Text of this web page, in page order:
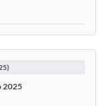
2025